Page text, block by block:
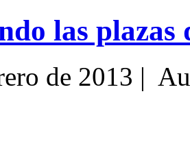
las plazas
de 2013 |